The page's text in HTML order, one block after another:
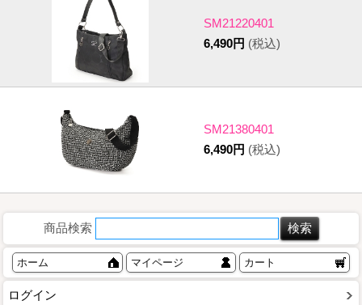
SM21220401
6,490円 (税込)
SM21380401
6,490円 (税込)
商品検索
ホーム マイページ カート
ログイン